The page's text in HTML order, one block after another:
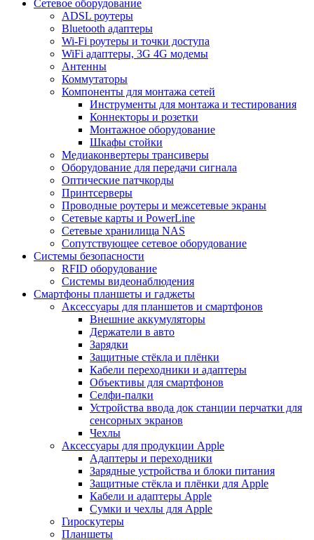
Сетевое оборудование
ADSL роутеры
Bluetooth адаптеры
Wi-Fi роутеры и точки доступа
WiFi адаптеры, 3G 4G модемы
Антенны
Коммутаторы
Компоненты для монтажа сетей
Инструменты для монтажа и тестирования
Коннекторы и розетки
Монтажное оборудование
Шкафы стойки
Медиаконвертеры трансиверы
Оборудование для передачи сигнала
Оптические патчкорды
Принтсерверы
Проводные роутеры и межсетевые экраны
Сетевые карты и PowerLine
Сетевые хранилища NAS
Сопутствующее сетевое оборудование
Системы безопасности
RFID оборудование
Системы видеонаблюдения
Смартфоны планшеты и гаджеты
Аксессуары для планшетов и смартфонов
Внешние аккумуляторы
Держатели в авто
Зарядки
Защитные стёкла и плёнки
Кабели переходники и адаптеры
Объективы для смартфонов
Селфи-палки
Устройства ввода док станции перчатки для
сенсорных экранов
Чехлы
Аксессуары для продукции Apple
Адаптеры и переходники
Зарядные устройства и блоки питания
Защитные стёкла и плёнки для Apple
Кабели и адаптеры Apple
Сумки и чехлы для Apple
Гироскутеры
Планшеты